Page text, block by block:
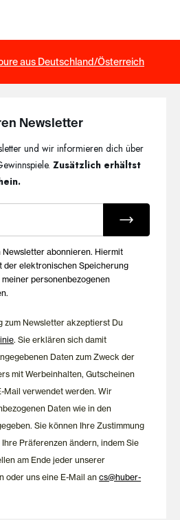
aus Deutschland/Österreich
Newsletter
und wir informieren dich über
Zusätzlich erhältst
Marketing E-Mails
Newsletter abonnieren. Hiermit
personenbezogenen
zum Newsletter akzeptierst Du
. Sie erklären sich damit
Daten zum Zweck der
mit Werbeinhalten, Gutscheinen
Mail verwendet werden. Wir
Daten wie in den
Sie können Ihre Zustimmung
Präferenzen ändern, indem Sie
am Ende jeder unserer
oder uns eine E-Mail ancs@huber-